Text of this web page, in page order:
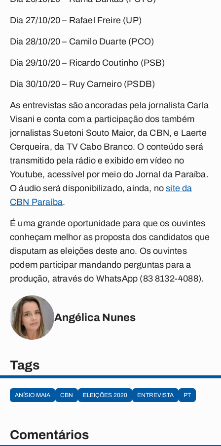
Dia 27/10/20 – Rafael Freire (UP)
Dia 28/10/20 – Camilo Duarte (PCO)
Dia 29/10/20 – Ricardo Coutinho (PSB)
Dia 30/10/20 – Ruy Carneiro (PSDB)
As entrevistas são ancoradas pela jornalista Carla
Visani e conta com a participação dos também
jornalistas Suetoni Souto Maior, da CBN, e Laerte
Cerqueira, da TV Cabo Branco. O conteúdo será
transmitido pela rádio e exibido em vídeo no
Youtube, acessível por meio do Jornal da Paraíba.
O áudio será disponibilizado, ainda, nosite da
CBN Paraíba.
É uma grande oportunidade para que os ouvintes
conheçam melhor as proposta dos candidatos que
disputam as eleições deste ano. Os ouvintes
podem participar mandando perguntas para a
produção, através do WhatsApp (83 8132-4088).
Angélica Nunes
Tags
ANÍSIO MAIA CBN ELEIÇÕES 2020 ENTREVISTA PT
Comentários